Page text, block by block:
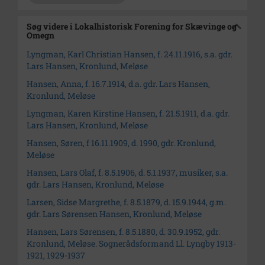
Søg videre i Lokalhistorisk Forening for Skævinge og
Omegn
Lyngman, Karl Christian Hansen, f. 24.11.1916, s.a. gdr.
Lars Hansen, Kronlund, Meløse
Hansen, Anna, f. 16.7.1914, d.a. gdr. Lars Hansen,
Kronlund, Meløse
Lyngman, Karen Kirstine Hansen, f. 21.5.1911, d.a. gdr.
Lars Hansen, Kronlund, Meløse
Hansen, Søren, f 16.11.1909, d. 1990, gdr. Kronlund,
Meløse
Hansen, Lars Olaf, f. 8.5.1906, d. 5.1.1937, musiker, s.a.
gdr. Lars Hansen, Kronlund, Meløse
Larsen, Sidse Margrethe, f. 8.5.1879, d. 15.9.1944, g.m.
gdr. Lars Sørensen Hansen, Kronlund, Meløse
Hansen, Lars Sørensen, f. 8.5.1880, d. 30.9.1952, gdr.
Kronlund, Meløse. Sognerådsformand Ll. Lyngby 1913-
1921, 1929-1937